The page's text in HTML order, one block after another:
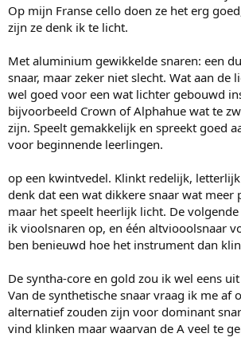
Op mijn Franse cello doen ze het erg
zijn ze denk ik te licht.
Met aluminium gewikkelde snaren: een
snaar, maar zeker niet slecht. Wat aan de
wel goed voor een wat lichter gebouwd
bijvoorbeeld Crown of Alphahue wat te
zijn. Speelt gemakkelijk en spreekt goed
voor beginnende leerlingen.
op een kwintvedel. Klinkt redelijk,
denk dat een wat dikkere snaar wat meer
maar het speelt heerlijk licht. De
ik vioolsnaren op, en één altviooolsnaar
ben benieuwd hoe het instrument dan
De syntha-core en gold zou ik wel eens
Van de synthetische snaar vraag ik me af
alternatief zouden zijn voor dominant
vind klinken maar waarvan de A veel te